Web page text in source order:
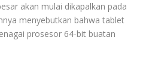
akan mulai dikapalkan pada
menyebutkan bahwa tablet
prosesor 64-bit buatan